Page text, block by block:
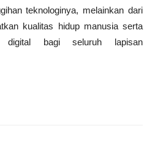
teknologinya, melainkan dari
kualitas hidup manusia serta
digital bagi seluruh lapisan